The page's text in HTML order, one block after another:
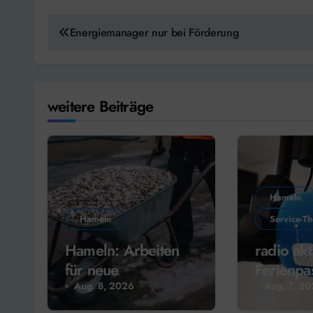
Beitragsnavigation
Energiemanager nur bei Förderung
weitere Beiträge
Hameln
Hameln: Arbeiten
für neue
Weserterrassen
starten
Aug. 8, 2026
Hameln
Service-
radio